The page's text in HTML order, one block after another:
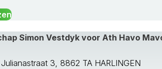
Simon Vestdyk voor Ath Havo
3, 8862 TA HARLINGEN